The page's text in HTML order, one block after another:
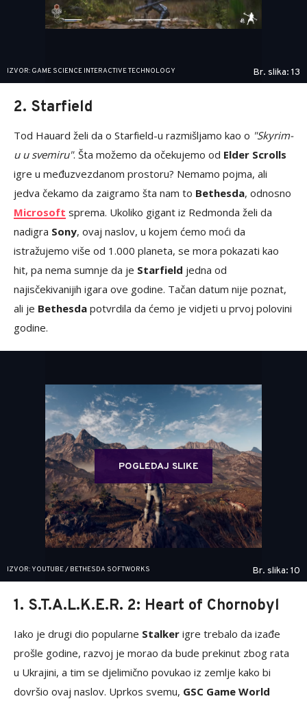
IZVOR: GAME SCIENCE INTERACTIVE TECHNOLOGY Br. slika: 13
2. Starfield
Tod Hauard želi da o Starfield-u razmišljamo kao o "Skyrim-
u u svemiru". Šta možemo da očekujemo od Elder Scrolls
igre u međuzvezdanom prostoru? Nemamo pojma, ali
jedva čekamo da zaigramo šta nam to Bethesda, odnosno
Microsoft sprema. Ukoliko gigant iz Redmonda želi da
nadigra Sony, ovaj naslov, u kojem ćemo moći da
istražujemo više od 1.000 planeta, se mora pokazati kao
hit, pa nema sumnje da je Starfield jedna od
najisčekivanijih igara ove godine. Tačan datum nije poznat,
ali je Bethesda potvrdila da ćemo je vidjeti u prvoj polovini
godine.
POGLEDAJ SLIKE
IZVOR: YOUTUBE / BETHESDA SOFTWORKS Br. slika: 10
1. S.T.A.L.K.E.R. 2: Heart of Chornobyl
Iako je drugi dio popularne Stalker igre trebalo da izađe
prošle godine, razvoj je morao da bude prekinut zbog rata
u Ukrajini, a tim se djelimično povukao iz zemlje kako bi
dovršio ovaj naslov. Uprkos svemu, GSC Game World